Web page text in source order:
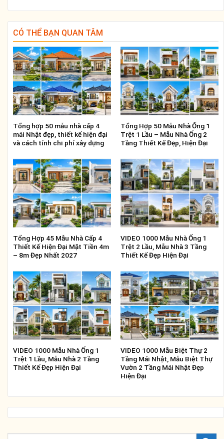
CÓ THỂ BẠN QUAN TÂM
Tổng hợp 50 mẫu nhà cấp 4
mái Nhật đẹp, thiết kế hiện đại
và cách tính chi phí xây dựng
Tổng Hợp 50 Mẫu Nhà Ống 1
Trệt 1 Lầu – Mẫu Nhà Ống 2
Tầng Thiết Kế Đẹp, Hiện Đại
Tổng Hợp 45 Mẫu Nhà Cấp 4
Thiết Kế Hiện Đại Mặt Tiền 4m
– 8m Đẹp Nhất 2027
VIDEO 1000 Mẫu Nhà Ống 1
Trệt 2 Lầu, Mẫu Nhà 3 Tầng
Thiết Kế Đẹp Hiện Đại
VIDEO 1000 Mẫu Nhà Ống 1
Trệt 1 Lầu, Mẫu Nhà 2 Tầng
Thiết Kế Đẹp Hiện Đại
VIDEO 1000 Mẫu Biệt Thự 2
Tầng Mái Nhật, Mẫu Biệt Thự
Vườn 2 Tầng Mái Nhật Đẹp
Hiện Đại